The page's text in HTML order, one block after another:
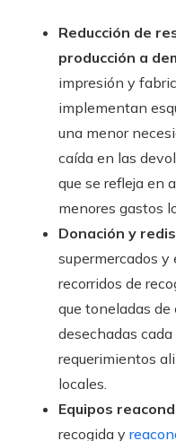
Reducción de
producción a
impresión y
implementan
una menor
caída en las
que se refleja en
menores gastos
Donación y
supermercados
recorridos de
que toneladas
desechadas
requerimientos
locales.
Equipos
recogida y